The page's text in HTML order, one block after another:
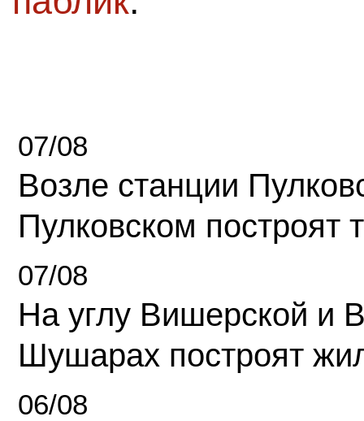
07/08
Возле станции
Пулковском построят
07/08
На углу Вишерской и
Шушарах построят
06/08